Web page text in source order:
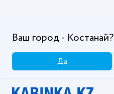
Ваш город - Костанай?
Да